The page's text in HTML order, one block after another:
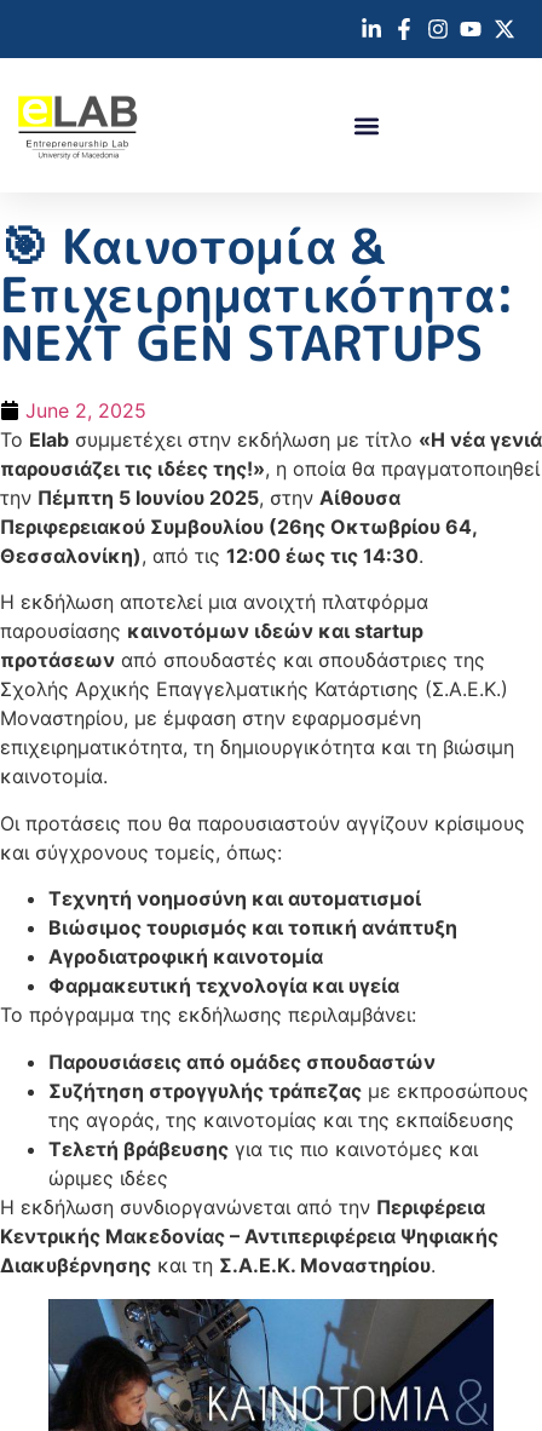
🎯 Καινοτομία &
Επιχειρηματικότητα:
NEXT GEN STARTUPS
June 2, 2025
Το Elab συμμετέχει στην εκδήλωση με τίτλο «Η νέα γενιά
παρουσιάζει τις ιδέες της!», η οποία θα πραγματοποιηθεί
την Πέμπτη 5 Ιουνίου 2025, στην Αίθουσα
Περιφερειακού Συμβουλίου (26ης Οκτωβρίου 64,
Θεσσαλονίκη), από τις 12:00 έως τις 14:30.
Η εκδήλωση αποτελεί μια ανοιχτή πλατφόρμα
παρουσίασης καινοτόμων ιδεών και startup
προτάσεων από σπουδαστές και σπουδάστριες της
Σχολής Αρχικής Επαγγελματικής Κατάρτισης (Σ.Α.Ε.Κ.)
Μοναστηρίου, με έμφαση στην εφαρμοσμένη
επιχειρηματικότητα, τη δημιουργικότητα και τη βιώσιμη
καινοτομία.
Οι προτάσεις που θα παρουσιαστούν αγγίζουν κρίσιμους
και σύγχρονους τομείς, όπως:
Τεχνητή νοημοσύνη και αυτοματισμοί
Βιώσιμος τουρισμός και τοπική ανάπτυξη
Αγροδιατροφική καινοτομία
Φαρμακευτική τεχνολογία και υγεία
Το πρόγραμμα της εκδήλωσης περιλαμβάνει:
Παρουσιάσεις από ομάδες σπουδαστών
Συζήτηση στρογγυλής τράπεζας με εκπροσώπους
της αγοράς, της καινοτομίας και της εκπαίδευσης
Τελετή βράβευσης για τις πιο καινοτόμες και
ώριμες ιδέες
Η εκδήλωση συνδιοργανώνεται από την Περιφέρεια
Κεντρικής Μακεδονίας – Αντιπεριφέρεια Ψηφιακής
Διακυβέρνησης και τη Σ.Α.Ε.Κ. Μοναστηρίου.